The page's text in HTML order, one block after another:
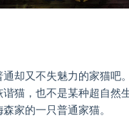
通却又不失魅力的家猫吧
谐猫，也不是某种超自然
家的一只普通家猫。